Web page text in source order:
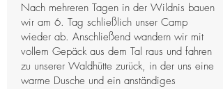
Nach mehreren Tagen in der Wildnis bauen
wir am 6. Tag schließlich unser Camp
wieder ab. Anschließend wandern wir mit
vollem Gepäck aus dem Tal raus und fahren
zu unserer Waldhütte zurück, in der uns eine
warme Dusche und ein anständiges